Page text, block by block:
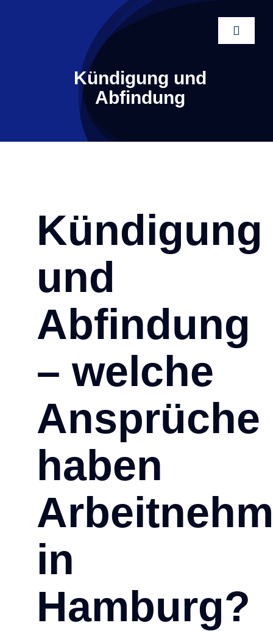
Toggle
Kündigung und
Abfindung
Kündigung
und
Abfindung
– welche
Ansprüche
haben
in
Hamburg?